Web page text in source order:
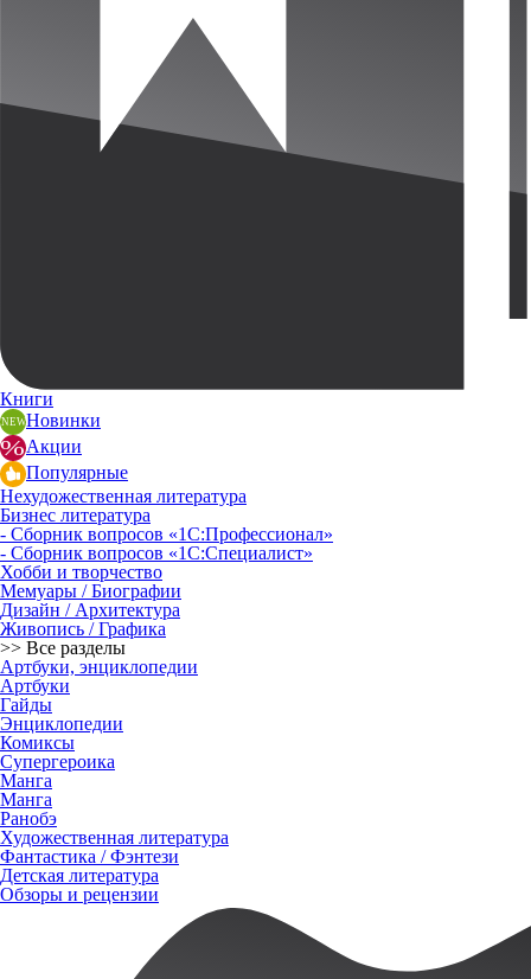
Книги
Новинки
Акции
Популярные
Нехудожественная литература
Бизнес литература
- Сборник вопросов «1С:Профессионал»
- Сборник вопросов «1С:Специалист»
Хобби и творчество
Мемуары / Биографии
Дизайн / Архитектура
Живопись / Графика
>> Все разделы
Артбуки, энциклопедии
Артбуки
Гайды
Энциклопедии
Комиксы
Супергероика
Манга
Манга
Ранобэ
Художественная литература
Фантастика / Фэнтези
Детская литература
Обзоры и рецензии